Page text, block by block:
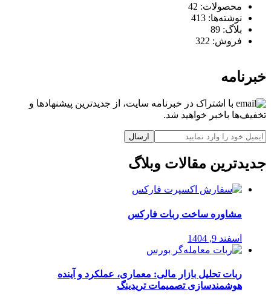
محصولات: 42
نوشته‌ها: 413
بلاگ: 89
فروش: 322
خبرنامه
با اشتراک در خبرنامه سایت، از جدیدترین پیشنهادها و
تخفیف‌ها باخبر خواهید شد.
ارسال
جدیدترین مقالات وبلاگ
مشاوره ساخت ربات فارکس
اسفند 9, 1404
ربات تحلیل بازار مالی: معماری، عملکرد و آینده
هوشمندسازی تصمیمات تریدینگ